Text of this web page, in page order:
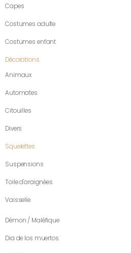
Capes
Costumes adulte
Costumes enfant
Décorations
Animaux
Automates
Citouilles
Divers
Squelettes
Suspensions
Toile d'araignées
Vaisselle
Démon / Maléfique
Dia de los muertos